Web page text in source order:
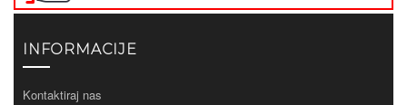
INFORMACIJE
Kontaktiraj nas